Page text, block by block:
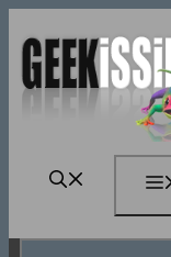
contenuto